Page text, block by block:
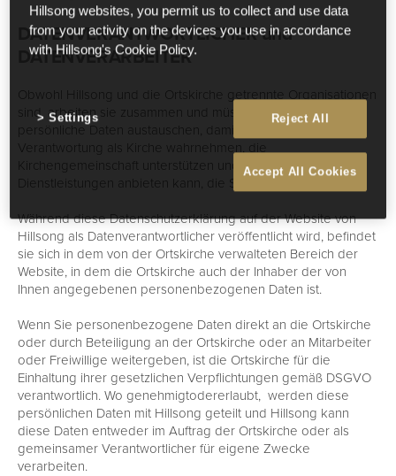
DATENVERANTWORTLICHER und
DATENVERARBEITER
Obwohl Hillsong und die Ortskirche getrennte Organisationen
sind, arbeiten sie zusammen und müssen möglicherweise
persönliche Daten austauschen, damit jeder seine
Verantwortung als Kirche wahrnehmen, die
Kirchengemeinschaft unterstützen und Produkte und
Dienstleistungen anbieten kann, die Sie wünschen.
Während diese Datenschutzerklärung auf der Website von
Hillsong als Datenverantwortlicher veröffentlicht wird, befindet
sie sich in dem von der Ortskirche verwalteten Bereich der
Website, in dem die Ortskirche auch der Inhaber der von
Ihnen angegebenen personenbezogenen Daten ist.
Wenn Sie personenbezogene Daten direkt an die Ortskirche
oder durch Beteiligung an der Ortskirche oder an Mitarbeiter
oder Freiwillige weitergeben, ist die Ortskirche für die
Einhaltung ihrer gesetzlichen Verpflichtungen gemäß DSGVO
verantwortlich. Wo genehmigtodererlaubt, werden diese
persönlichen Daten mit Hillsong geteilt und Hillsong kann
diese Daten entweder im Auftrag der Ortskirche oder als
gemeinsamer Verantwortlicher für eigene Zwecke
verarbeiten.
Hillsong websites, you permit us to collect and use data
from your activity on the devices you use in accordance
with Hillsong's Cookie Policy.
Reject All
Accept All Cookies
Settings